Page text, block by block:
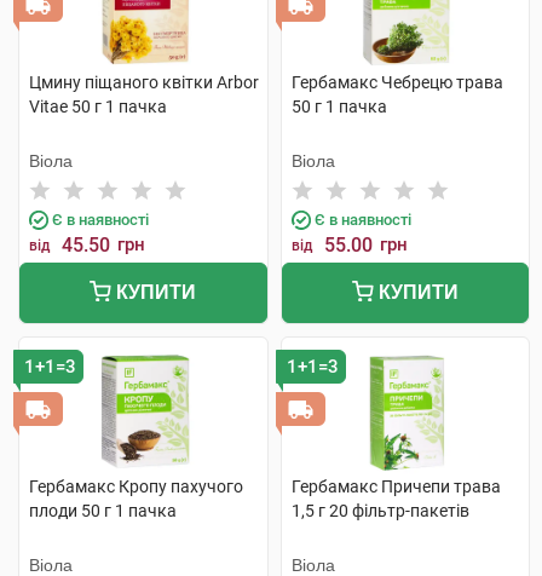
Цмину піщаного квітки Arbor
Vitae 50 г 1 пачка
Віола
Є в наявності
від 45.50 грн
КУПИТИ
Гербамакс Чебрецю трава
50 г 1 пачка
Віола
Є в наявності
від 55.00 грн
КУПИТИ
1+1=3
Гербамакс Кропу пахучого
плоди 50 г 1 пачка
Віола
1+1=3
Гербамакс Причепи трава
1,5 г 20 фільтр-пакетів
Віола